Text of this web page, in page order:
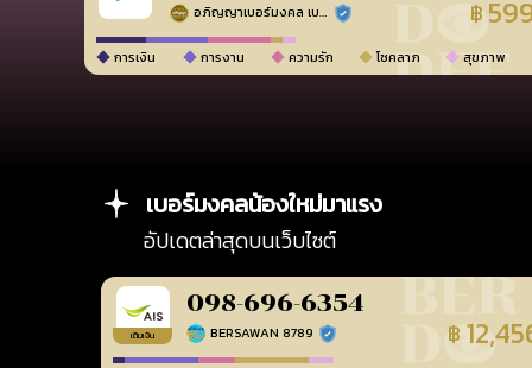
อภิญญาเบอร์มงคล เบอร์สวยเลขศาสตร์ ร้านยืนยันแล้ว ฿
การเงิน การงาน ความรัก โชคลาภ สุขภาพ
เบอร์มงคลน้องใหม่มาแรง
อัปเดตล่าสุดบนเว็บไซต์
เติมเงิน
098-696-6354
BERSAWAN 8789 ร้านยืนยันแล้ว ฿